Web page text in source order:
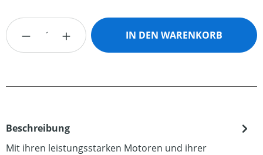
Produkt Anzahl: Gib den gewünschten
IN DEN WARENKORB
Beschreibung
Mit ihren leistungsstarken Motoren und ihrer